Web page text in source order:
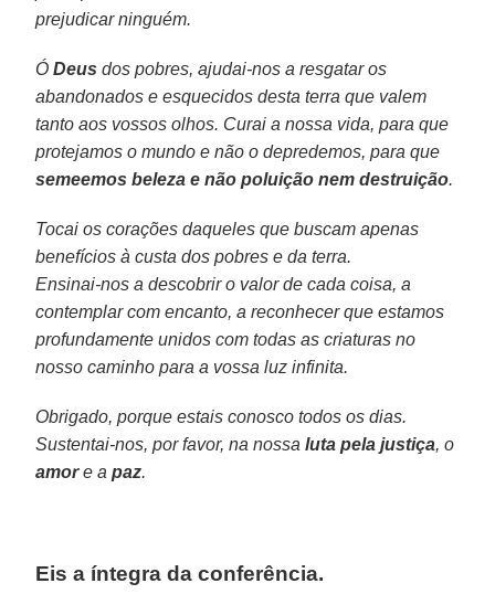
prejudicar ninguém.
ÓDeus dos pobres, ajudai-nos a resgatar os
abandonados e esquecidos desta terra que valem
tanto aos vossos olhos. Curai a nossa vida, para que
protejamos o mundo e não o depredemos, para que
semeemos beleza e não poluição nem destruição.
Tocai os corações daqueles que buscam apenas
benefícios à custa dos pobres e da terra.
Ensinai-nos a descobrir o valor de cada coisa, a
contemplar com encanto, a reconhecer que estamos
profundamente unidos com todas as criaturas no
nosso caminho para a vossa luz infinita.
Obrigado, porque estais conosco todos os dias.
Sustentai-nos, por favor, na nossaluta pela justiça, o
amore apaz.
Eis a íntegra da conferência.